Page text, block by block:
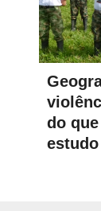
do
estudo